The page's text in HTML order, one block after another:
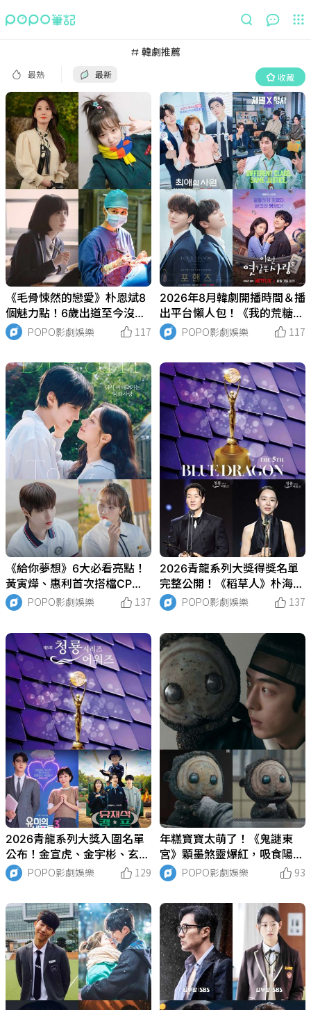
韓劇推薦
最熱 最新 收藏
收藏
《毛骨悚然的戀愛》朴恩斌8
個魅力點！6歲出道至今沒有
他駕馭不了的角色，《非常律
師禹英禑》成最年輕「百想藝
術大賞獎」得主！
POPO影劇娛樂 117
2026年8月韓劇開播時間＆播
出平台懶人包！《我的荒糖戀
愛》丁海寅、賀營上演失憶同
居，《四手聯彈》宋江、李濬
榮雙男主飆戲
POPO影劇娛樂 117
《給你夢想》6大必看亮點！
黃寅燁、惠利首次搭檔CP感
爆棚，戲裡戲外都超甜♡惠利
自然演技堪稱「方言妖精」！
POPO影劇娛樂 137
2026青龍系列大獎得獎名單
完整公開！《稻草人》朴海秀
視帝、《莎拉的真偽人生》申
惠善視后，金高銀獲「大賞
POPO影劇娛樂 137
2026青龍系列大獎入圍名單
公布！金宣虎、金宇彬、玄彬
同台角逐影帝，韓劇《稻草
人》獲最多提名成最大贏家候
選！
POPO影劇娛樂 129
年糕寶寶太萌了！《鬼謎東
宮》顆墨煞靈爆紅，吸食陽氣
卻圈粉無數，全網敲碗：「快
出周邊好想買！」
POPO影劇娛樂 93